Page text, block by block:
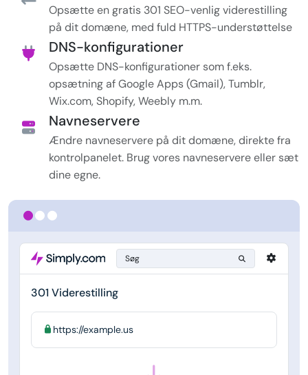
Søg
301 Viderestilling
https://example.us
Opsætte en gratis 301 SEO-venlig viderestilling
på dit domæne, med fuld HTTPS-understøttelse
DNS-konfigurationer
Opsætte DNS-konfigurationer som f.eks.
opsætning af Google Apps (Gmail), Tumblr,
Wix.com, Shopify, Weebly m.m.
Navneservere
Ændre navneservere på dit domæne, direkte fra
kontrolpanelet. Brug vores navneservere eller sæt
dine egne.